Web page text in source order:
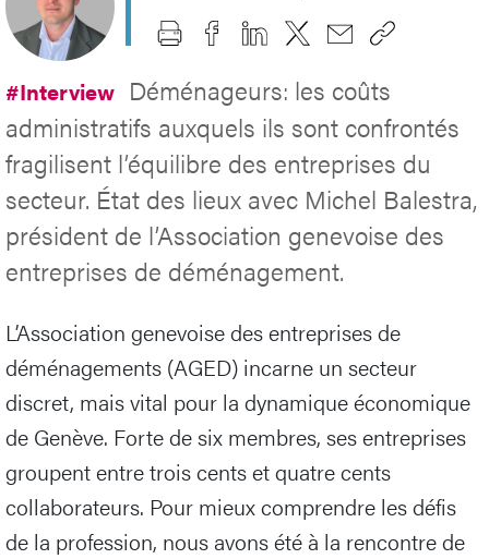
#Interview Déménageurs: les coûts
administratifs auxquels ils sont confrontés
fragilisent l’équilibre des entreprises du
secteur. État des lieux avec Michel Balestra,
président de l’Association genevoise des
entreprises de déménagement.
L’Association genevoise des entreprises de
déménagements (AGED) incarne un secteur
discret, mais vital pour la dynamique économique
de Genève. Forte de six membres, ses entreprises
groupent entre trois cents et quatre cents
collaborateurs. Pour mieux comprendre les défis
de la profession, nous avons été à la rencontre de